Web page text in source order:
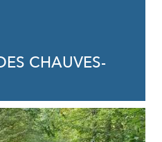
CHAUVES-